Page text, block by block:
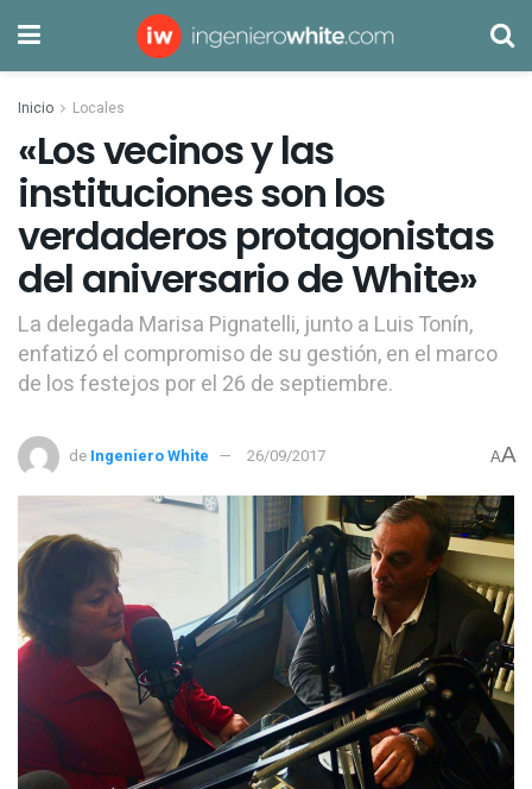
Inicio Locales
«Los vecinos y las
instituciones son los
verdaderos protagonistas
del aniversario de White»
La delegada Marisa Pignatelli, junto a Luis Tonín,
enfatizó el compromiso de su gestión, en el marco
de los festejos por el 26 de septiembre.
de Ingeniero White 26/09/2017 AA